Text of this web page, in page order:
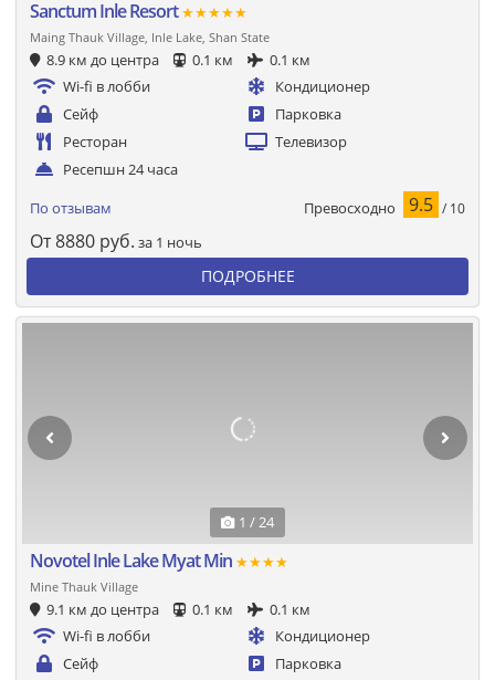
Sanctum Inle Resort★★★★★
Maing Thauk Village, Inle Lake, Shan State
8.9 км до центра 0.1 км
0.1 км
Wi-fi в лобби
Кондиционер
Сейф
Парковка
Ресторан
Телевизор
Ресепшн 24 часа
По отзывам Превосходно 9.5 / 10
От8880 руб. за 1 ночь
ПОДРОБНЕЕ
1 / 24
Novotel Inle Lake Myat Min ★★★★
Mine Thauk Village
9.1 км до центра 0.1 км
0.1 км
Wi-fi в лобби
Кондиционер
Сейф
Парковка